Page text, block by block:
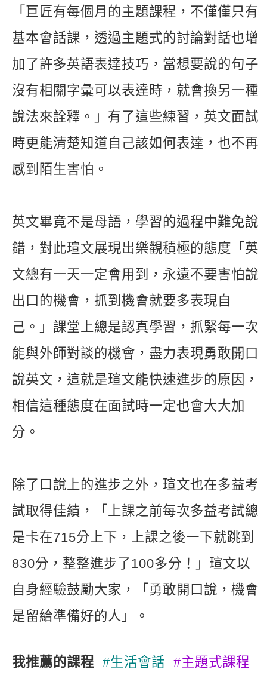
「巨匠有每個月的主題課程，不僅僅只有
基本會話課，透過主題式的討論對話也增
加了許多英語表達技巧，當想要說的句子
沒有相關字彙可以表達時，就會換另一種
說法來詮釋。」有了這些練習，英文面試
時更能清楚知道自己該如何表達，也不再
感到陌生害怕。
英文畢竟不是母語，學習的過程中難免說
錯，對此瑄文展現出樂觀積極的態度「英
文總有一天一定會用到，永遠不要害怕說
出口的機會，抓到機會就要多表現自
己。」課堂上總是認真學習，抓緊每一次
能與外師對談的機會，盡力表現勇敢開口
說英文，這就是瑄文能快速進步的原因，
相信這種態度在面試時一定也會大大加
分。
除了口說上的進步之外，瑄文也在多益考
試取得佳績，「上課之前每次多益考試總
是卡在715分上下，上課之後一下就跳到
830分，整整進步了100多分！」瑄文以
自身經驗鼓勵大家，「勇敢開口說，機會
是留給準備好的人」。
我推薦的課程 #生活會話 #主題式課程